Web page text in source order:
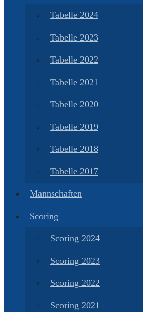
Tabelle 2024
Tabelle 2023
Tabelle 2022
Tabelle 2021
Tabelle 2020
Tabelle 2019
Tabelle 2018
Tabelle 2017
Mannschaften
Scoring
Scoring 2024
Scoring 2023
Scoring 2022
Scoring 2021